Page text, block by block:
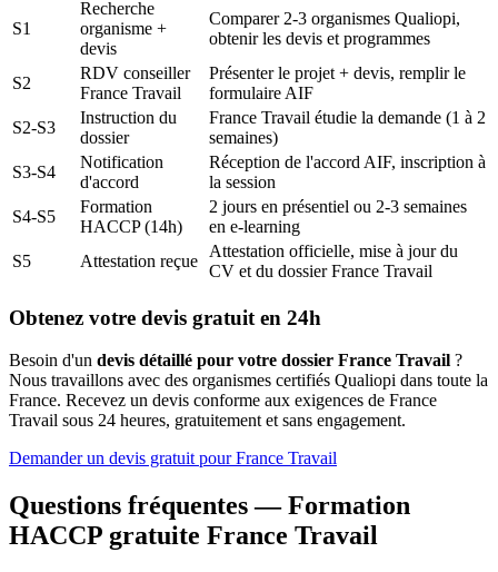
S1
Recherche
organisme +
devis
Comparer 2-3 organismes Qualiopi,
obtenir les devis et programmes
S2
RDV conseiller
France Travail
Présenter le projet + devis, remplir le
formulaire AIF
S2-S3
Instruction du
dossier
France Travail étudie la demande (1 à 2
semaines)
S3-S4
Notification
d'accord
Réception de l'accord AIF, inscription à
la session
S4-S5
Formation
HACCP (14h)
2 jours en présentiel ou 2-3 semaines
en e-learning
S5
Attestation reçue
Attestation officielle, mise à jour du
CV et du dossier France Travail
Obtenez votre devis gratuit en 24h
Besoin d'un devis détaillé pour votre dossier France Travail ?
Nous travaillons avec des organismes certifiés Qualiopi dans toute la
France. Recevez un devis conforme aux exigences de France
Travail sous 24 heures, gratuitement et sans engagement.
Demander un devis gratuit pour France Travail
Questions fréquentes — Formation
HACCP gratuite France Travail